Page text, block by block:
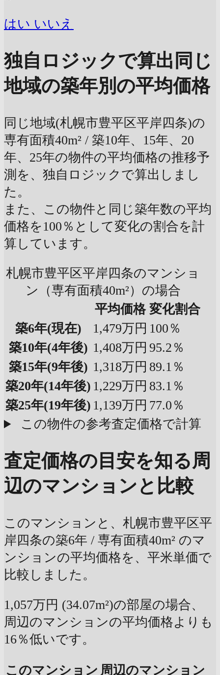
はい いいえ
独自ロジックで算出 同じ
地域の築年別の平均価格
同じ地域(札幌市豊平区平岸四条)の
専有面積40m² / 築10年、15年、20
年、25年の物件の平均価格の推移予
測を、独自ロジックで算出しまし
た。
また、この物件と同じ築年数の平均
価格を100％として変化の割合を計
算しています。
札幌市豊平区平岸四条のマンショ
ン（専有面積40m²）の場合
平均価格 変化割合
築6年(現在) 1,479万円 100％
築10年(4年後) 1,408万円 95.2％
築15年(9年後) 1,318万円 89.1％
築20年(14年後) 1,229万円 83.1％
築25年(19年後) 1,139万円 77.0％
この物件の参考査定価格で計算
査定価格の目安を知る周
辺のマンションと比較
このマンションと、札幌市豊平区平
岸四条の築6年 / 専有面積40m² のマ
ンションの平均価格を、平米単価で
比較しました。
1,057万円 (34.07m²)の部屋の場合、
周辺のマンションの平均価格よりも
16％低いです。
このマンション 周辺のマンション